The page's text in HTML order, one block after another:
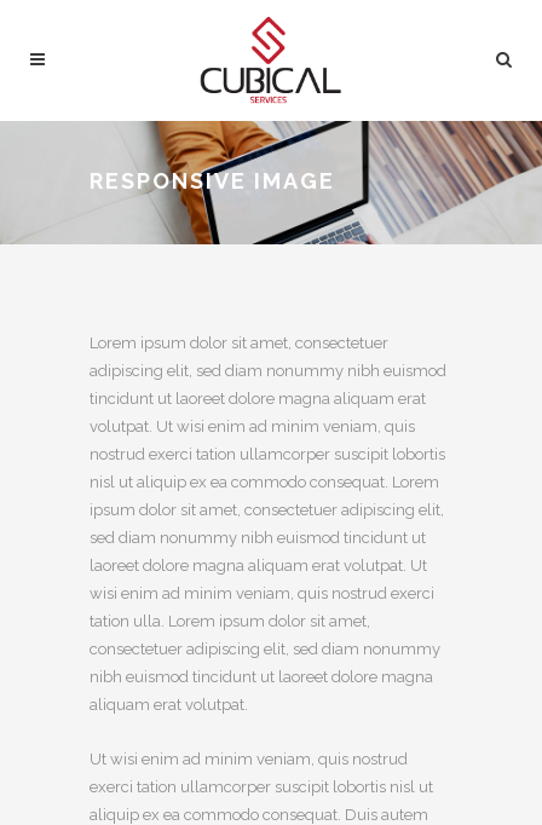
RESPONSIVE IMAGE
Lorem ipsum dolor sit amet, consectetuer
adipiscing elit, sed diam nonummy nibh euismod
tincidunt ut laoreet dolore magna aliquam erat
volutpat. Ut wisi enim ad minim veniam, quis
nostrud exerci tation ullamcorper suscipit lobortis
nisl ut aliquip ex ea commodo consequat. Lorem
ipsum dolor sit amet, consectetuer adipiscing elit,
sed diam nonummy nibh euismod tincidunt ut
laoreet dolore magna aliquam erat volutpat. Ut
wisi enim ad minim veniam, quis nostrud exerci
tation ulla. Lorem ipsum dolor sit amet,
consectetuer adipiscing elit, sed diam nonummy
nibh euismod tincidunt ut laoreet dolore magna
aliquam erat volutpat.
Ut wisi enim ad minim veniam, quis nostrud
exerci tation ullamcorper suscipit lobortis nisl ut
aliquip ex ea commodo consequat. Duis autem